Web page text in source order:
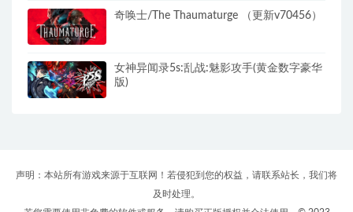
奇唤士/The Thaumaturge （更新v70456）
女神异闻录5s:乱战:魅影攻手(黄金数字豪华
版)
声明：本站所有游戏来源于互联网！若侵犯到您的权益，请联系站长，我们将
及时处理。